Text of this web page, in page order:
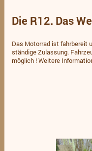
Die R12. Das
Das Motorrad ist fahrbereit
ständige Zulassung.
möglich ! Weitere